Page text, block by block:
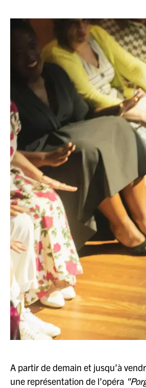
A partir de demain et jusqu’à
une représentation de l’opéra